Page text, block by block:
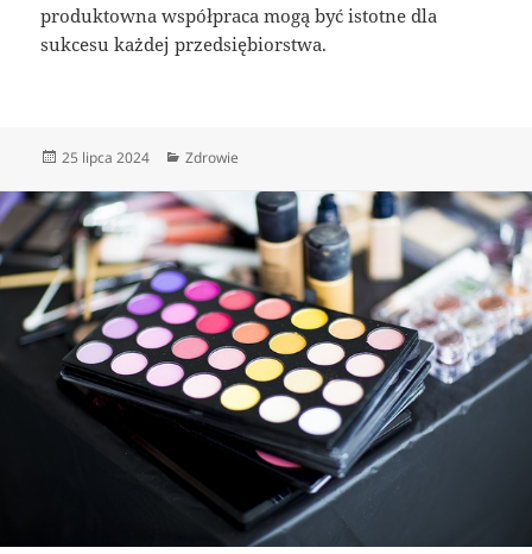
produktowna współpraca mogą być istotne dla
sukcesu każdej przedsiębiorstwa.
Data
25 lipca 2024 Kategorie
Zdrowie